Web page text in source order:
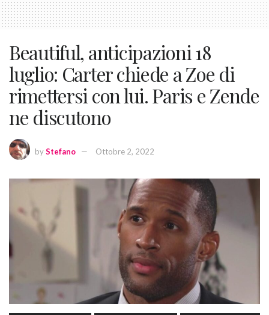
Beautiful, anticipazioni 18
luglio: Carter chiede a Zoe di
rimettersi con lui. Paris e Zende
ne discutono
byStefano Ottobre 2, 2022